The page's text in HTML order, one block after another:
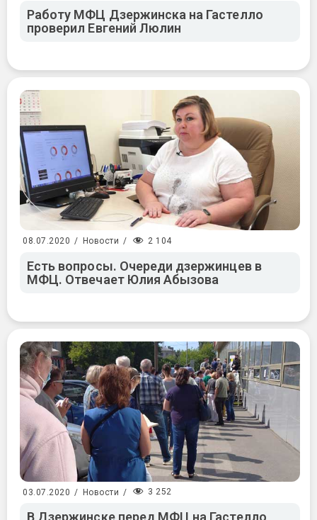
Работу МФЦ Дзержинска на Гастелло
проверил Евгений Люлин
08.07.2020 / Новости / 2 104
Есть вопросы. Очереди дзержинцев в
МФЦ. Отвечает Юлия Абызова
03.07.2020 / Новости / 3 252
В Дзержинске перед МФЦ на Гастелло